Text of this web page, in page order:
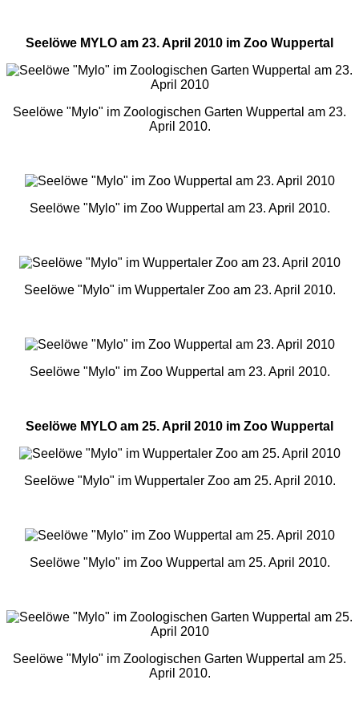
Seelöwe MYLO am 23. April 2010 im Zoo Wuppertal
Seelöwe "Mylo" im Zoologischen Garten Wuppertal am 23.
April 2010.
Seelöwe "Mylo" im Zoo Wuppertal am 23. April 2010.
Seelöwe "Mylo" im Wuppertaler Zoo am 23. April 2010.
Seelöwe "Mylo" im Zoo Wuppertal am 23. April 2010.
Seelöwe MYLO am 25. April 2010 im Zoo Wuppertal
Seelöwe "Mylo" im Wuppertaler Zoo am 25. April 2010.
Seelöwe "Mylo" im Zoo Wuppertal am 25. April 2010.
Seelöwe "Mylo" im Zoologischen Garten Wuppertal am 25.
April 2010.